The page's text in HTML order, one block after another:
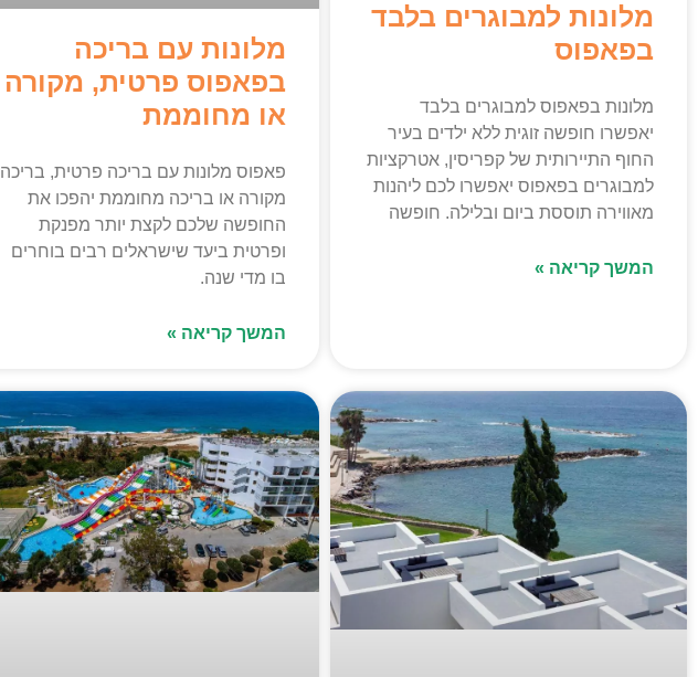
מלונות למבוגרים בלבד
בפאפוס
מלונות בפאפוס למבוגרים בלבד
יאפשרו חופשה זוגית ללא ילדים בעיר
החוף התיירותית של קפריסין, אטרקציות
למבוגרים בפאפוס יאפשרו לכם ליהנות
מאווירה תוססת ביום ובלילה. חופשה
המשך קריאה »
מלונות עם בריכה
בפאפוס פרטית, מקורה
או מחוממת
פאפוס מלונות עם בריכה פרטית, בריכה
מקורה או בריכה מחוממת יהפכו את
החופשה שלכם לקצת יותר מפנקת
ופרטית ביעד שישראלים רבים בוחרים
בו מדי שנה.
המשך קריאה »